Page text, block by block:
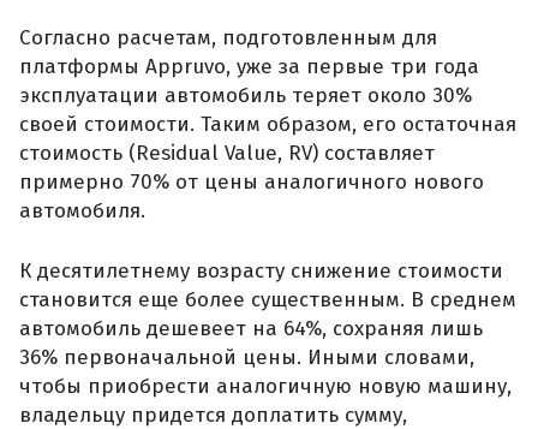
Согласно расчетам, подготовленным для
платформы Appruvo, уже за первые три года
эксплуатации автомобиль теряет около 30%
своей стоимости. Таким образом, его остаточная
стоимость (Residual Value, RV) составляет
примерно 70% от цены аналогичного нового
автомобиля.
К десятилетнему возрасту снижение стоимости
становится еще более существенным. В среднем
автомобиль дешевеет на 64%, сохраняя лишь
36% первоначальной цены. Иными словами,
чтобы приобрести аналогичную новую машину,
владельцу придется доплатить сумму,